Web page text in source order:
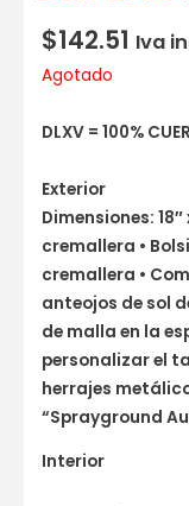
$142.51 Iva
Agotado
DLXV = 100%
Exterior
Dimensiones: 18″
cremallera •
cremallera •
anteojos de sol
de malla en la
personalizar el
herrajes
“Sprayground
Interior